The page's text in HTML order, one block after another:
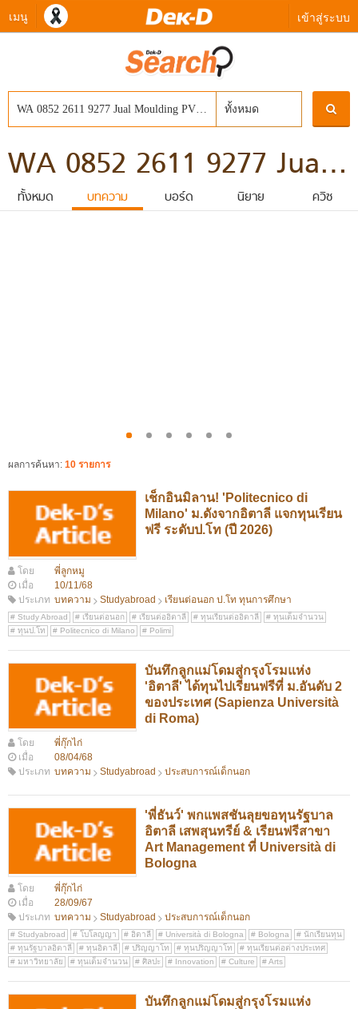
เมนู เข้าสู่ระบบ
ทั้งหมด
WA 0852 2611 9277 Jual Moulding PVC Di Koja Jakarta Utara
ทั้งหมด บทความ บอร์ด นิยาย ควิซ
ผลการค้นหา: 10 รายการ
เช็กอินมิลาน! 'Politecnico di
Milano' ม.ดังจากอิตาลี แจกทุนเรียน
ฟรี ระดับป.โท (ปี 2026)
โดย
พี่ลูกหมู
เมื่อ
10/11/68
ประเภท บทความ Studyabroad เรียนต่อนอก ป.โท ทุนการศึกษา
Study Abroad เรียนต่อนอก เรียนต่ออิตาลี ทุนเรียนต่ออิตาลี
ทุนเต็มจำนวน
ทุนป.โท
Politecnico di Milano Polimi
บันทึกลูกแม่โดมสู่กรุงโรมแห่ง
'อิตาลี' ได้ทุนไปเรียนฟรีที่ ม.อันดับ 2
ของประเทศ (Sapienza Università
di Roma)
โดย
พี่กุ๊กไก่
เมื่อ
08/04/68
ประเภท บทความ Studyabroad ประสบการณ์เด็กนอก
'พี่ธันว์' พกแพสชันลุยขอทุนรัฐบาล
อิตาลี เสพสุนทรีย์ & เรียนฟรีสาขา
Art Management ที่ Università di
Bologna
โดย
พี่กุ๊กไก่
เมื่อ
28/09/67
ประเภท บทความ Studyabroad ประสบการณ์เด็กนอก
Studyabroad โบโลญญา อิตาลี Università di Bologna Bologna
นักเรียนทุน
ทุนรัฐบาลอิตาลี
ทุนอิตาลี ปริญญาโท ทุนปริญญาโท
ทุนเรียนต่อต่างประเทศ
มหาวิทยาลัย
ทุนเต็มจำนวน ศิลปะ Innovation Culture Arts
บันทึกลูกแม่โดมสู่กรุงโรมแห่ง